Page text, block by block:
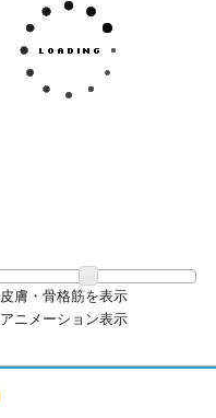
皮膚・骨格筋を表示
アニメーション表示